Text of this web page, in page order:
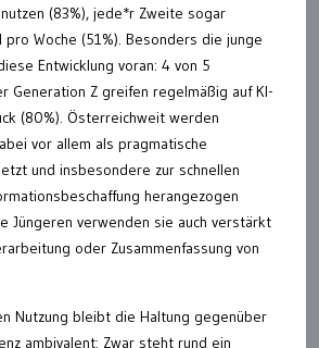
(83%), jede*r Zweite sogar
Woche (51%). Besonders die junge
Entwicklung voran: 4 von 5
Generation Z greifen regelmäßig auf KI-
(80%). Österreichweit werden
vor allem als pragmatische
und insbesondere zur schnellen
herangezogen
Jüngeren verwenden sie auch verstärkt
oder Zusammenfassung von
Nutzung bleibt die Haltung gegenüber
ambivalent: Zwar steht rund ein